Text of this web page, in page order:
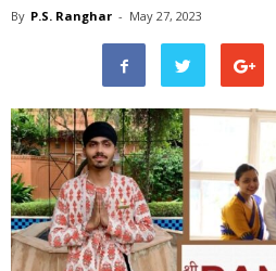
By P.S. Ranghar - May 27, 2023